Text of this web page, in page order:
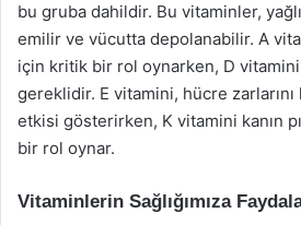
bu gruba dahildir. Bu vitaminler,
emilir ve vücutta depolanabilir. A
için kritik bir rol oynarken, D vitamini
gereklidir. E vitamini, hücre
etkisi gösterirken, K vitamini kanın
bir rol oynar.
Vitaminlerin Sağlığımıza